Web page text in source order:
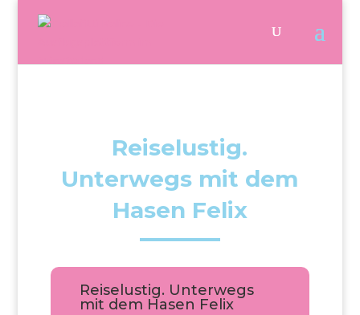
Reiselustig.
Unterwegs mit dem
Hasen Felix
Reiselustig. Unterwegs
mit dem Hasen Felix